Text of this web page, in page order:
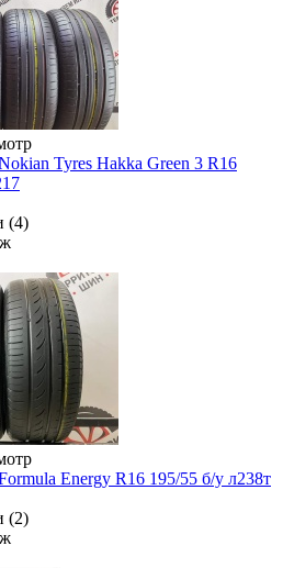
Tyres Hakka Green 3 R16
(4)
Energy R16 195/55 б/у л238т
(2)